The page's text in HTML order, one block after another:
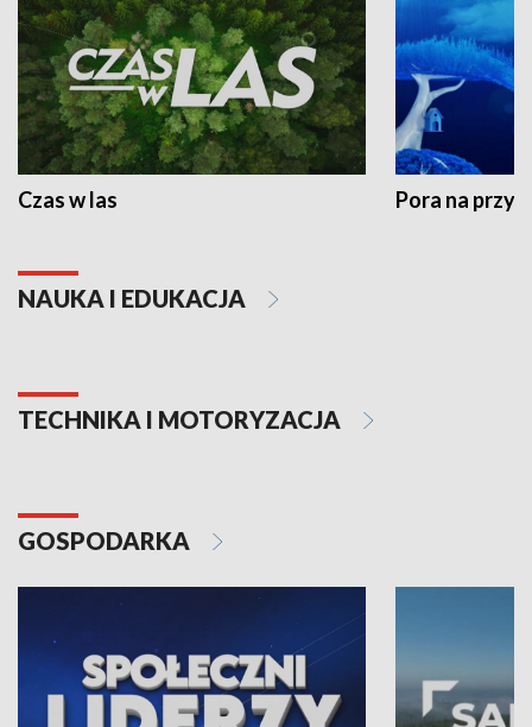
Czas w las Pora na
NAUKA I EDUKACJA
TECHNIKA I MOTORYZACJA
GOSPODARKA